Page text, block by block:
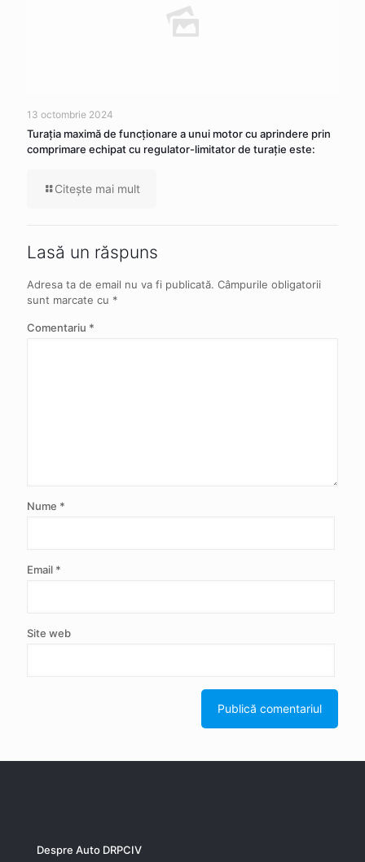
13 octombrie 2024
Turația maximă de funcționare a unui motor cu aprindere prin
comprimare echipat cu regulator-limitator de turație este:
Citeşte mai mult
Lasă un răspuns
Adresa ta de email nu va fi publicată. Câmpurile obligatorii
sunt marcate cu *
Comentariu *
Nume *
Email *
Site web
Despre Auto DRPCIV